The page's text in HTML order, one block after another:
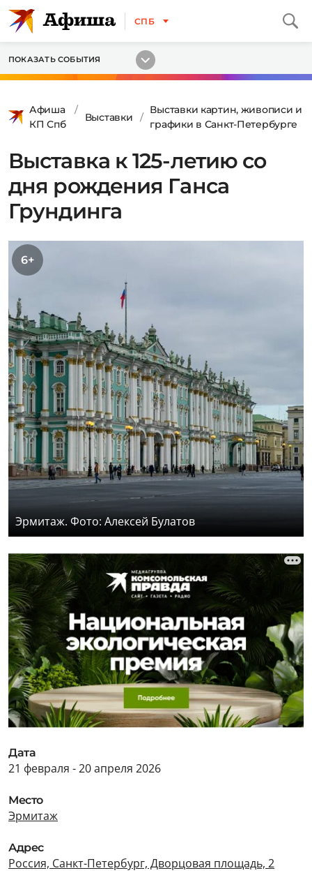
СПБ
ПОКАЗАТЬ СОБЫТИЯ
Афиша
КП Спб
Выставки
Выставки картин, живописи и
графики в Санкт-Петербурге
Выставка к 125-летию со
дня рождения Ганса
Грундинга
6+
Эрмитаж. Фото: Алексей Булатов
Дата
21 февраля - 20 апреля 2026
Место
Эрмитаж
Адрес
Россия, Санкт-Петербург, Дворцовая площадь, 2